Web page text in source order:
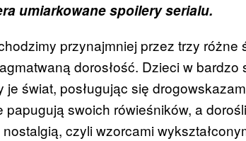
umiarkowane spoilery serialu.
przynajmniej przez trzy różne
dorosłość. Dzieci w
je świat, posługując się
papugują swoich rówieśników, a
czyli wzorcami